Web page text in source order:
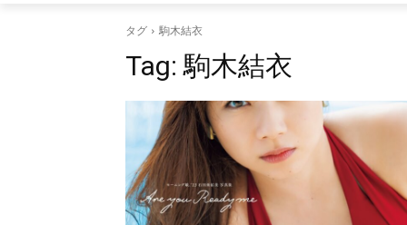
タグ 駒木結衣
Tag:駒木結衣